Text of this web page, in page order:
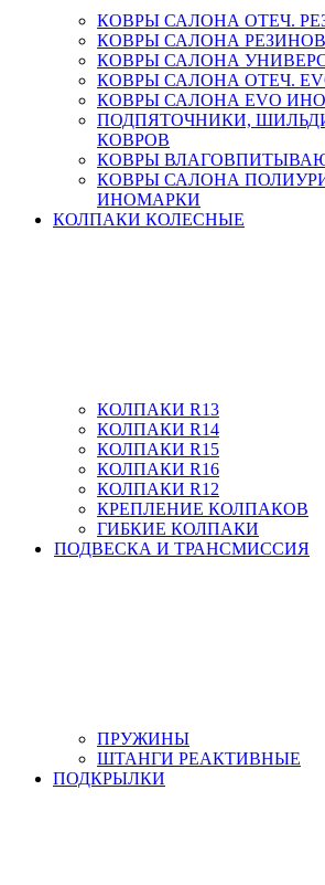
КОВРЫ САЛОНА ОТЕЧ.
КОВРЫ САЛОНА
КОВРЫ САЛОНА
КОВРЫ САЛОНА ОТЕЧ.
КОВРЫ САЛОНА EVO
ПОДПЯТОЧНИКИ,
КОВРОВ
КОВРЫ
КОВРЫ САЛОНА
ИНОМАРКИ
КОЛПАКИ КОЛЕСНЫЕ
КОЛПАКИ R13
КОЛПАКИ R14
КОЛПАКИ R15
КОЛПАКИ R16
КОЛПАКИ R12
КРЕПЛЕНИЕ КОЛПАКОВ
ГИБКИЕ КОЛПАКИ
ПОДВЕСКА И ТРАНСМИССИЯ
ПРУЖИНЫ
ШТАНГИ РЕАКТИВНЫЕ
ПОДКРЫЛКИ